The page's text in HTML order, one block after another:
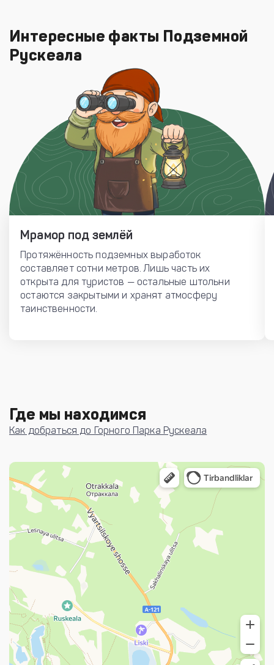
Интересные факты Подземной
Рускеала
Мрамор под землёй
Протяжённость подземных выработок
составляет сотни метров. Лишь часть их
открыта для туристов — остальные штольни
остаются закрытыми и хранят атмосферу
таинственности.
Где мы находимся
Как добраться до Горного Парка Рускеала
Яндекс Карты
Яндекс Карты — транспорт, навигация, поиск мест